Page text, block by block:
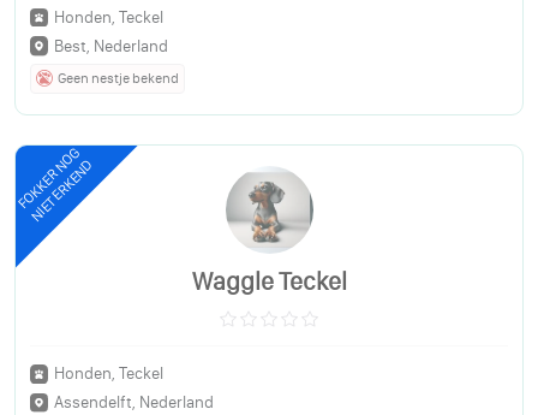
Honden, Teckel
Best, Nederland
Geen nestje bekend
FOKKER NOG
NIET ERKEND
Waggle Teckel
Honden, Teckel
Assendelft, Nederland